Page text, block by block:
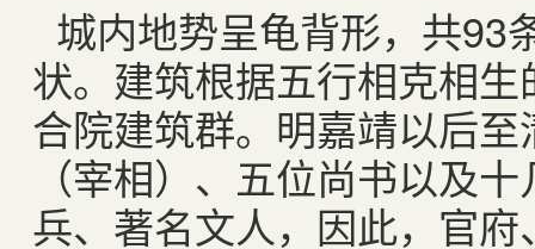
城内地势呈龟背形，共93
状。建筑根据五行相克相
合院建筑群。明嘉靖以后
（宰相）、五位尚书以及
兵、著名文人，因此，官